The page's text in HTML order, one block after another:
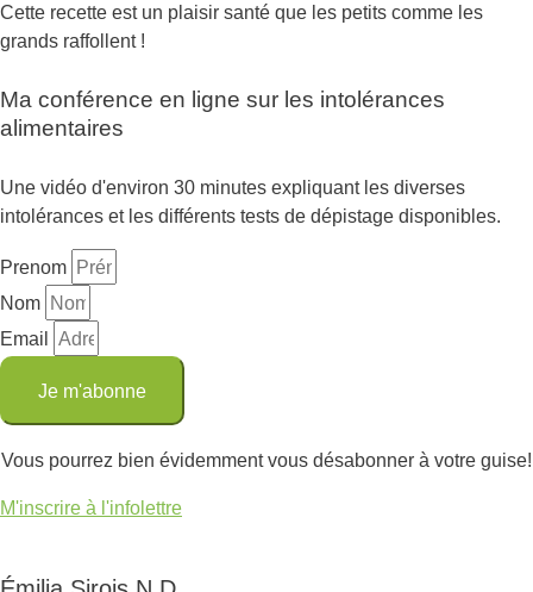
Cette recette est un plaisir santé que les petits comme les
grands raffollent !
Ma conférence en ligne sur les intolérances
alimentaires
Une vidéo d'environ 30 minutes expliquant les diverses
intolérances et les différents tests de dépistage disponibles.
Prenom
Nom
Email
Je m'abonne
Vous pourrez bien évidemment vous désabonner à votre guise!
M'inscrire à l'infolettre